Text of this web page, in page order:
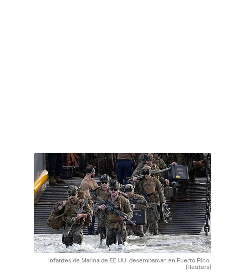
Infantes de Marina de EE.UU. desembarcan en Puerto Rico.
(Reuters)